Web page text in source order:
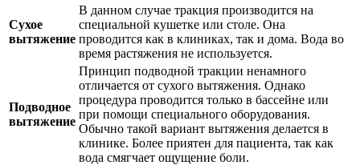
Сухое
вытяжение
В данном случае тракция производится на
специальной кушетке или столе. Она
проводится как в клиниках, так и дома. Вода во
время растяжения не используется.
Подводное
вытяжение
Принцип подводной тракции ненамного
отличается от сухого вытяжения. Однако
процедура проводится только в бассейне или
при помощи специального оборудования.
Обычно такой вариант вытяжения делается в
клинике. Более приятен для пациента, так как
вода смягчает ощущение боли.